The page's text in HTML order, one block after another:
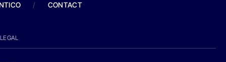
/ CONTACT
LEGAL